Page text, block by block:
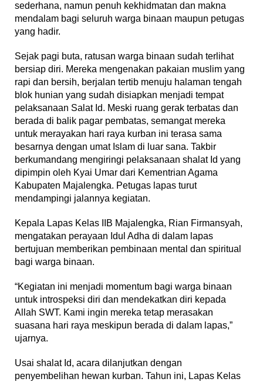
sederhana, namun penuh kekhidmatan dan makna
mendalam bagi seluruh warga binaan maupun petugas
yang hadir.
Sejak pagi buta, ratusan warga binaan sudah terlihat
bersiap diri. Mereka mengenakan pakaian muslim yang
rapi dan bersih, berjalan tertib menuju halaman tengah
blok hunian yang sudah disiapkan menjadi tempat
pelaksanaan Salat Id. Meski ruang gerak terbatas dan
berada di balik pagar pembatas, semangat mereka
untuk merayakan hari raya kurban ini terasa sama
besarnya dengan umat Islam di luar sana. Takbir
berkumandang mengiringi pelaksanaan shalat Id yang
dipimpin oleh Kyai Umar dari Kementrian Agama
Kabupaten Majalengka. Petugas lapas turut
mendampingi jalannya kegiatan.
Kepala Lapas Kelas IIB Majalengka, Rian Firmansyah,
mengatakan perayaan Idul Adha di dalam lapas
bertujuan memberikan pembinaan mental dan spiritual
bagi warga binaan.
“Kegiatan ini menjadi momentum bagi warga binaan
untuk introspeksi diri dan mendekatkan diri kepada
Allah SWT. Kami ingin mereka tetap merasakan
suasana hari raya meskipun berada di dalam lapas,”
ujarnya.
Usai shalat Id, acara dilanjutkan dengan
penyembelihan hewan kurban. Tahun ini, Lapas Kelas